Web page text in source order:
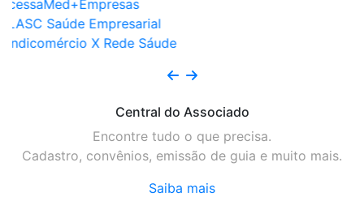
Central do Associado
Encontre tudo o que precisa.
Cadastro, convênios, emissão de guia e muito mais.
Saiba mais